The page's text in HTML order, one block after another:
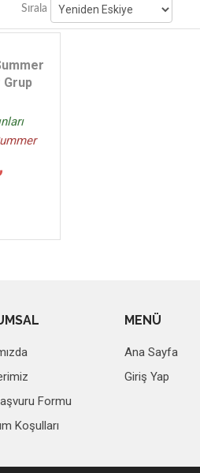
Sırala Stoktakiler
Grup
Formu
Koşulları
MENÜ
Ana Sayfa
Giriş Yap